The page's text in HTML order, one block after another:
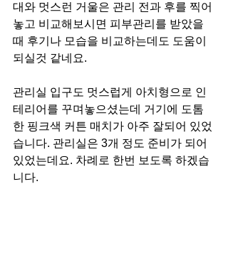
대와 멋스런 거울은 관리 전과 후를 찍어
놓고 비교해보시면 피부관리를 받았을
때 후기나 모습을 비교하는데도 도움이
되실것 같네요.
관리실 입구도 멋스럽게 아치형으로 인
테리어를 꾸며놓으셨는데 거기에 도톰
한 핑크색 커튼 매치가 아주 잘되어 있었
습니다. 관리실은 3개 정도 준비가 되어
있었는데요. 차례로 한번 보도록 하겠습
니다.